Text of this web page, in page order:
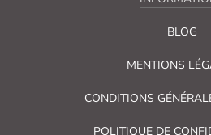
BLOG
MENTIONS
CONDITIONS
POLITIQUE DE